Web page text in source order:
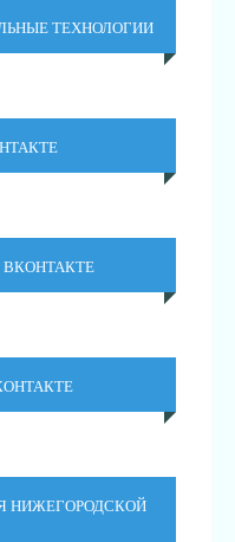
ТЕХНОЛОГИИ
НИЖЕГОРОДСКОЙ